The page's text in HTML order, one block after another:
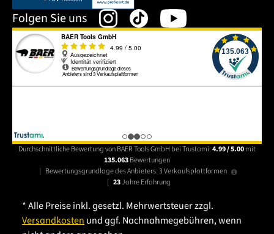
Folgen Sie uns
Durchschnittliche Bewertung von BAER Tools GmbH bei Trustami:4.99 / 5.00mit
135.063Bewertungen
| Bewertungsgrundlage des Anbieters: 3 Verkaufsplattformen
| 23Jahre Erfahrung
* Alle Preise inkl. gesetzl. Mehrwertsteuer zzgl.
Versandkosten und ggf. Nachnahmegebühren, wenn